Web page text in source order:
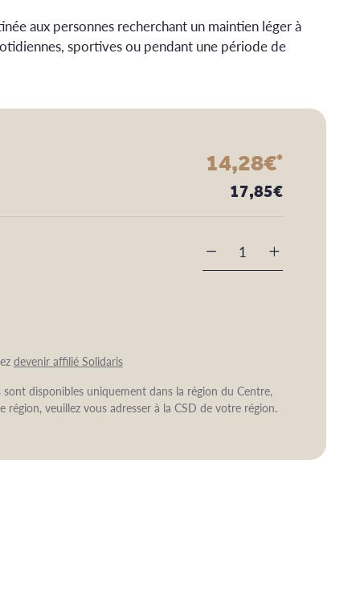
aux personnes recherchant un maintien léger à
sportives ou pendant une période de
14,28€*
17,85€
+
-
devenir affilié Solidaris
disponibles uniquement dans la région du Centre,
veuillez vous adresser à la CSD de votre région.